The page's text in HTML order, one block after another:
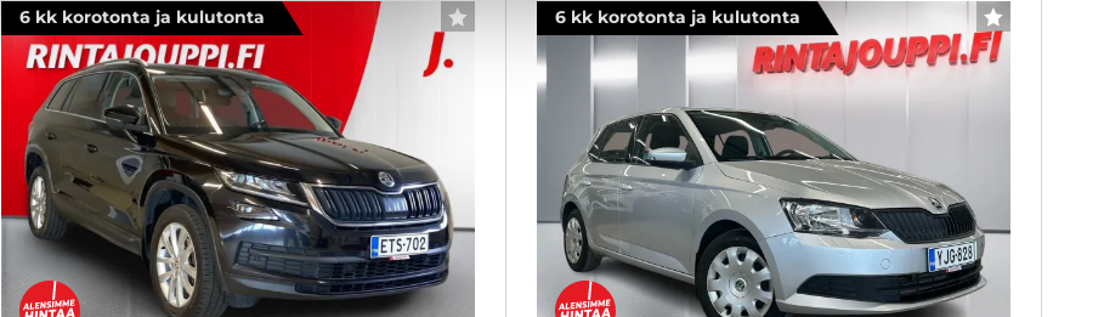
6 kk korotonta ja kulutonta SUOSIKKI 6 kk korotonta ja kulutonta SUOSIKKI